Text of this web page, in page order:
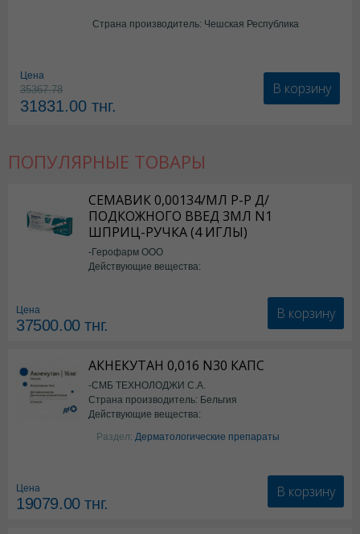
Страна производитель: Чешская Республика
Цена
35367.78
31831.00 тнг.
В корзину
ПОПУЛЯРНЫЕ ТОВАРЫ
СЕМАВИК 0,00134/МЛ Р-Р Д/
ПОДКОЖНОГО ВВЕД 3МЛ N1
ШПРИЦ-РУЧКА (4 ИГЛЫ)
-Герофарм ООО
Действующие вещества:
Цена
37500.00тнг.
В корзину
АКНЕКУТАН 0,016 N30 КАПС
-СМБ ТЕХНОЛОДЖИ С.А.
Страна производитель: Бельгия
Действующие вещества:
Изотретиноин
Раздел: Дерматологические препараты
Цена
19079.00тнг.
В корзину